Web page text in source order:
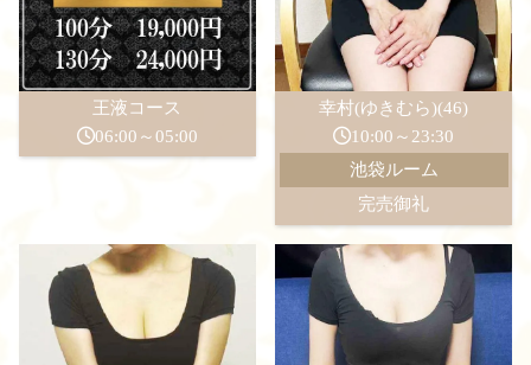
王液コース
06:00～05:00
幸村(ゆきむら)(46)
10:00～23:30
池袋ルーム
完売御礼